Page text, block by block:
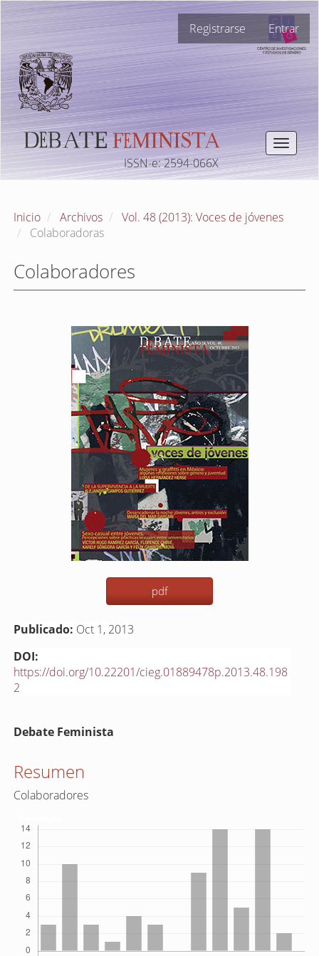
Navegación
principal
Contenido
principal
Barra
lateral
Registrarse Entrar
Toggle
ISSN-e: 2594-066X
Inicio Archivos
Vol. 48 (2013): Voces de jóvenes
Colaboradoras
Colaboradores
pdf
Publicado: Oct 1, 2013
DOI:
https://doi.org/10.22201/cieg.01889478p.2013.48.198
2
Contenido
del
artículo
Debate Feminista
Resumen
Colaboradores